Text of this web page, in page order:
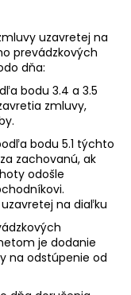
uzavretej na
prevádzkových
dňa:
bodu 3.4 a 3.5
zmluvy,
bodu 5.1 týchto
zachovanú, ak
odošle
na diaľku
je dodanie
na odstúpenie od